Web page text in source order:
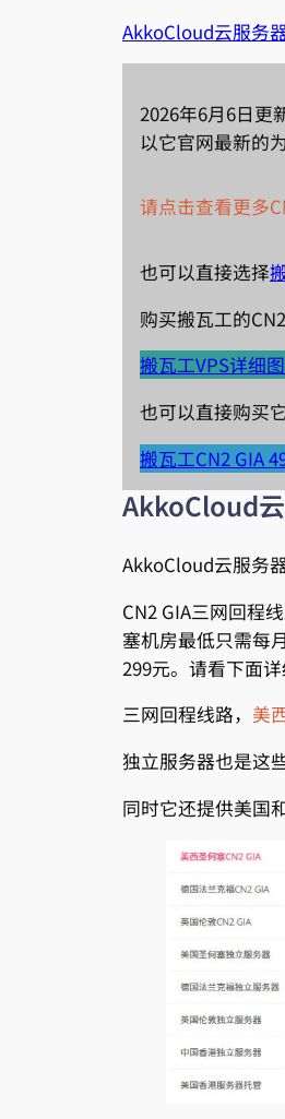
AkkoCloud云服务
2026年6月6日更
以它官网最新的
请点击查看更多
也可以直接选择
购买搬瓦工的
搬瓦工VPS详细
也可以直接购买
搬瓦工CN2 GIA
AkkoCloud
AkkoCloud云服务
CN2 GIA三网回程
塞机房最低只需每
299元。请看下面
三网回程线路， 美
独立服务器也是这
同时它还提供美国